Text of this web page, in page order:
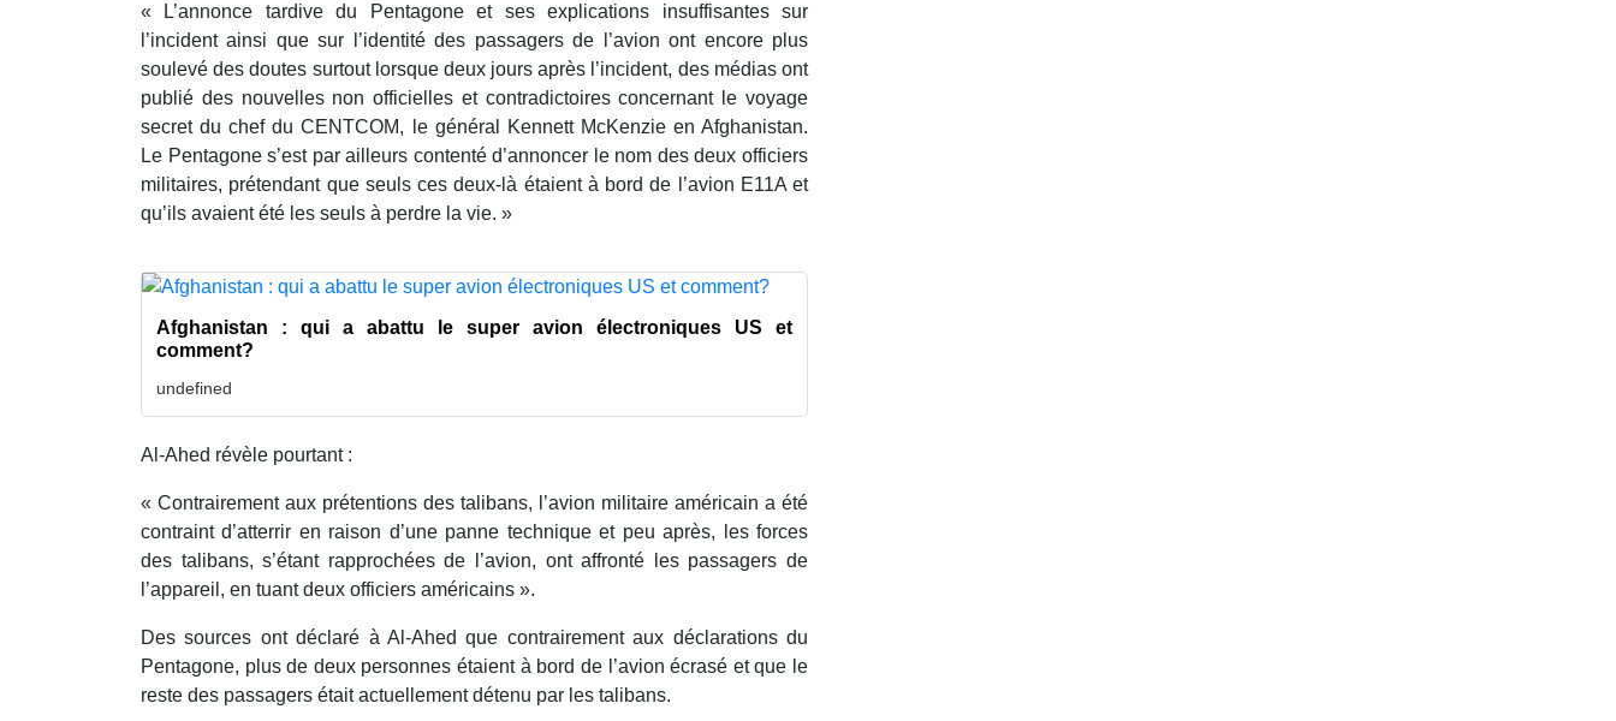
« L’annonce tardive du Pentagone et ses explications insuffisantes sur
l’incident ainsi que sur l’identité des passagers de l’avion ont encore plus
soulevé des doutes surtout lorsque deux jours après l’incident, des médias ont
publié des nouvelles non officielles et contradictoires concernant le voyage
secret du chef du CENTCOM, le général Kennett McKenzie en Afghanistan.
Le Pentagone s’est par ailleurs contenté d’annoncer le nom des deux officiers
militaires, prétendant que seuls ces deux-là étaient à bord de l’avion E11A et
qu’ils avaient été les seuls à perdre la vie. »
Afghanistan : qui a abattu le super avion électroniques US et
comment?
undefined
Al-Ahed révèle pourtant :
« Contrairement aux prétentions des talibans, l’avion militaire américain a été
contraint d’atterrir en raison d’une panne technique et peu après, les forces
des talibans, s’étant rapprochées de l’avion, ont affronté les passagers de
l’appareil, en tuant deux officiers américains ».
Des sources ont déclaré à Al-Ahed que contrairement aux déclarations du
Pentagone, plus de deux personnes étaient à bord de l’avion écrasé et que le
reste des passagers était actuellement détenu par les talibans.